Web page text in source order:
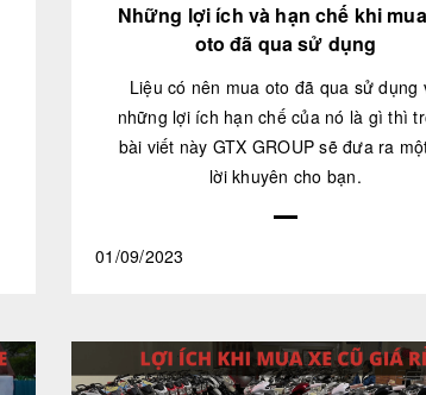
Những lợi ích và hạn chế khi
oto đã qua sử dụng
Liệu có nên mua oto đã qua sử dụng
những lợi ích hạn chế của nó là gì thì
bài viết này GTX GROUP sẽ đưa ra
lời khuyên cho bạn.
01/09/2023